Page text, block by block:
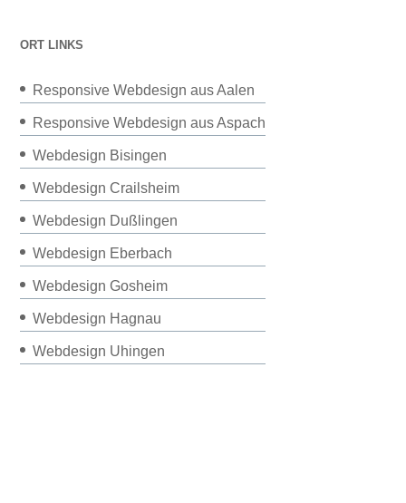
ORT LINKS
Responsive Webdesign aus Aalen
Responsive Webdesign aus Aspach
Webdesign Bisingen
Webdesign Crailsheim
Webdesign Dußlingen
Webdesign Eberbach
Webdesign Gosheim
Webdesign Hagnau
Webdesign Uhingen